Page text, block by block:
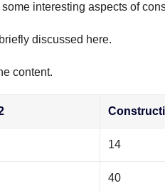
interesting aspects of
discussed here.
content.
14
40